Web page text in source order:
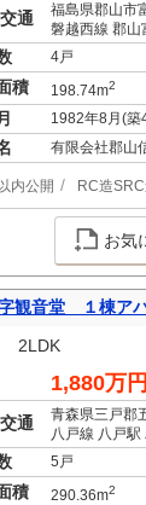
通
福島県郡山市
磐越西線 郡
4戸
積 198.74m2
1982年8月(築
有限会社郡山
内公開 RC造
お気
観音堂 １棟ア
2LDK
1,880万円
通
青森県三戸郡
八戸線 八戸
5戸
積 290.36m2